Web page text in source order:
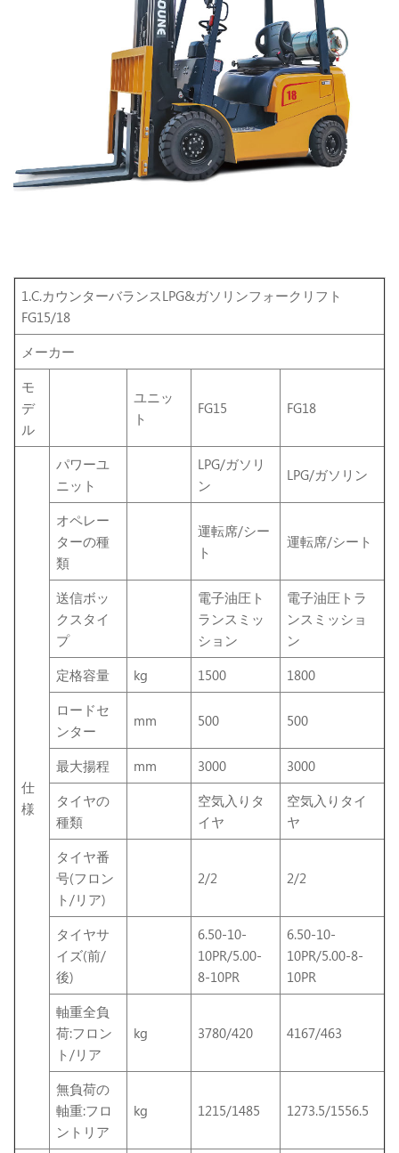
1.C.カウンターバランスLPG&ガソリンフォークリフト
FG15/18
メーカー
モ
デ
ル
ユニッ
ト
FG15 FG18
仕
様
パワーユ
ニット
LPG/ガソリ
ン
LPG/ガソリン
オペレー
ターの種
類
運転席/シー
ト
運転席/シート
送信ボッ
クスタイ
プ
電子油圧ト
ランスミッ
ション
電子油圧トラ
ンスミッショ
ン
定格容量
kg 1500
1800
ロードセ
ンター
mm 500 500
最大揚程 mm 3000
3000
タイヤの
種類
空気入りタ
イヤ
空気入りタイ
ヤ
タイヤ番
号(フロン
ト/リア)
2/2 2/2
タイヤサ
イズ(前/
後)
6.50-10-
10PR/5.00-
8-10PR
6.50-10-
10PR/5.00-8-
10PR
軸重全負
荷:フロン
ト/リア
kg 3780/420 4167/463
無負荷の
軸重:フロ
ントリア
kg 1215/1485 1273.5/1556.5